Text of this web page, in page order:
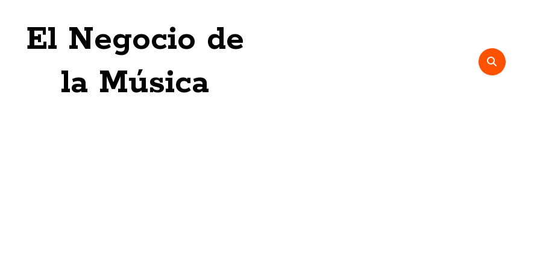
El Negocio de
la Música